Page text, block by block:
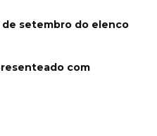
setembro do elenco
com